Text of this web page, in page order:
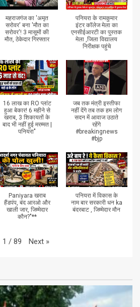
महराजगंज का 'अमृत
सरोवर' बना 'मौत का
सरोवर'! 3 मासूमों की
मौत, ठेकेदार गिरफ्तार
पनियरा के रामकुमार
इंटर कॉलेज मेला का
एनसीईआरटी का पुस्तक
मेला ,जिला विद्यालय
निरीक्षक पहुंचे
16 लाख का RO प्लांट
हुआ बेकार! 6 महीने से
खराब, 3 शिकायतों के
बाद भी नहीं हुई मरम्मत |
पनियरा"
जब तक मंत्री इस्तीफा
नहीं देंगे तब तक हम लोग
सदन में आवाज उठाते
रहेंगे
#breakingnews
#bjp
Paniyara खराब
हैंडपंप, बंद आरओ और
खाली जार, जिम्मेदार
कौन?"**
पनियरा में विकास के
नाम बार सरकारी धन ka
बंदरबाट , जिम्मेदार मौन
1 / 89 Next »